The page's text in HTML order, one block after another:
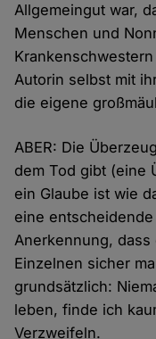
Allgemeingut war,
Menschen und
Autorin selbst mit
die eigene
ABER: Die
dem Tod gibt (eine
ein Glaube ist wie
eine
Anerkennung,
Einzelnen sicher
grundsätzlich:
leben, finde ich
Verzweifeln.